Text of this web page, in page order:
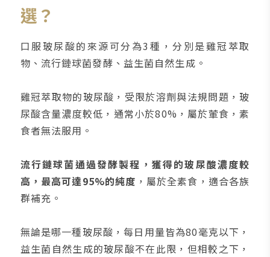
選？
口服玻尿酸的來源可分為3種，分別是雞冠萃取
物、流行鏈球菌發酵、益生菌自然生成。
雞冠萃取物的玻尿酸，受限於溶劑與法規問題，玻
尿酸含量濃度較低，通常小於80%，屬於葷食，素
食者無法服用。
流行鏈球菌通過發酵製程，獲得的玻尿酸濃度較
高，最高可達95%的純度 ，屬於全素食，適合各族
群補充。
無論是哪一種玻尿酸，每日用量皆為80毫克以下，
益生菌自然生成的玻尿酸不在此限，但相較之下，